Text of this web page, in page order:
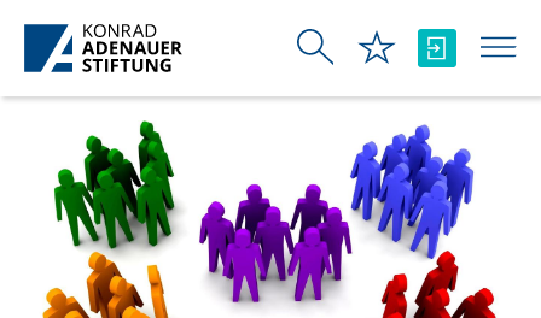
Skip to Main Content